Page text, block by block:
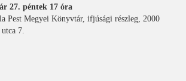
27. péntek 17 óra
Pest Megyei Könyvtár, ifjúsági részleg, 2000
7.